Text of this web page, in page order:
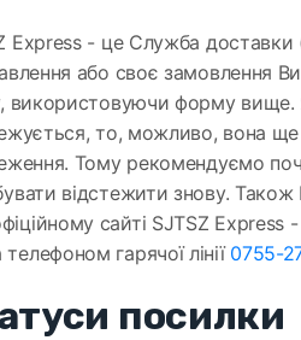
Express - це Служба
або своє замовлення
використовуючи форму
то, можливо, вона
Тому рекомендуємо
відстежити знову.
сайті SJTSZ Express -
гарячої лінії 0755-
посилки